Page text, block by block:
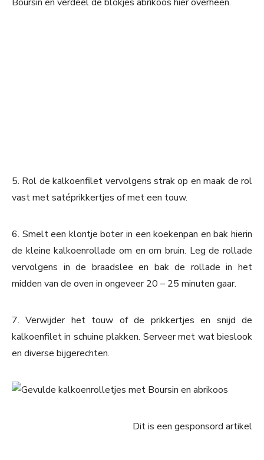
5. Rol de kalkoenfilet vervolgens strak op en maak de rol
vast met satéprikkertjes of met een touw.
6. Smelt een klontje boter in een koekenpan en bak hierin
de kleine kalkoenrollade om en om bruin. Leg de rollade
vervolgens in de braadslee en bak de rollade in het
midden van de oven in ongeveer 20 – 25 minuten gaar.
7. Verwijder het touw of de prikkertjes en snijd de
kalkoenfilet in schuine plakken. Serveer met wat bieslook
en diverse bijgerechten.
Dit is een gesponsord artikel